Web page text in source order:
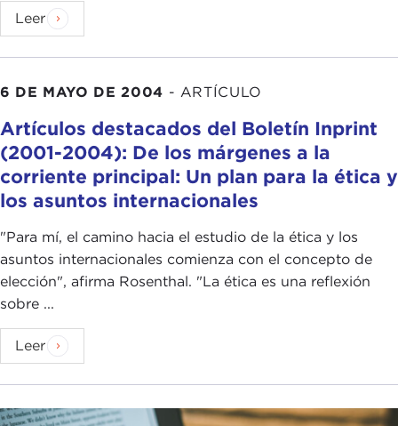
Leer
6 DE MAYO DE 2004 - ARTÍCULO
Artículos destacados del Boletín Inprint
(2001-2004): De los márgenes a la
corriente principal: Un plan para la ética y
los asuntos internacionales
"Para mí, el camino hacia el estudio de la ética y los
asuntos internacionales comienza con el concepto de
elección", afirma Rosenthal. "La ética es una reflexión
sobre ...
Leer